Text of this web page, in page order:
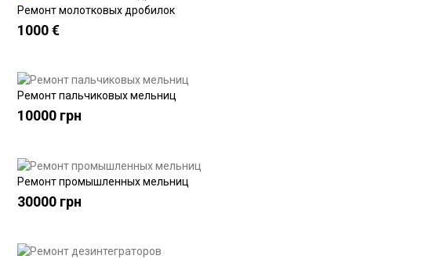
Ремонт молотковых дробилок
1000 €
Ремонт пальчиковых мельниц
10000 грн
Ремонт промышленных мельниц
30000 грн